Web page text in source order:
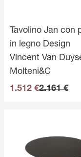
Tavolino Jan con
in legno Design
Vincent Van
Molteni&C
1.512 €2.161 €